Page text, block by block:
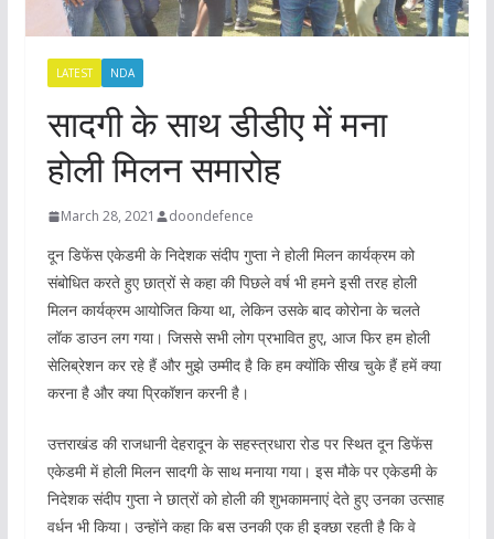
LATEST NDA
सादगी के साथ डीडीए में मना
होली मिलन समारोह
March 28, 2021 doondefence
दून डिफेंस एकेडमी के निदेशक संदीप गुप्ता ने होली मिलन कार्यक्रम को
संबोधित करते हुए छात्रों से कहा की पिछले वर्ष भी हमने इसी तरह होली
मिलन कार्यक्रम आयोजित किया था, लेकिन उसके बाद कोरोना के चलते
लॉक डाउन लग गया। जिससे सभी लोग प्रभावित हुए, आज फिर हम होली
सेलिब्रेशन कर रहे हैं और मुझे उम्मीद है कि हम क्योंकि सीख चुके हैं हमें क्या
करना है और क्या प्रिकॉशन करनी है।
उत्तराखंड की राजधानी देहरादून के सहस्त्रधारा रोड पर स्थित दून डिफेंस
एकेडमी में होली मिलन सादगी के साथ मनाया गया। इस मौके पर एकेडमी के
निदेशक संदीप गुप्ता ने छात्रों को होली की शुभकामनाएं देते हुए उनका उत्साह
वर्धन भी किया। उन्होंने कहा कि बस उनकी एक ही इक्छा रहती है कि वे